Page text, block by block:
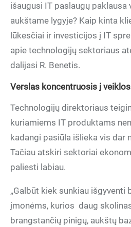
išaugusi IT paslaugų paklausa
aukštame lygyje? Kaip kinta
lūkesčiai ir investicijos į IT
apie technologijų sektoriaus
dalijasi R. Benetis.
Verslas koncentruosis į
Technologijų direktoriaus
kuriamiems IT produktams
kadangi pasiūla išlieka vis dar
Tačiau atskiri sektoriai
paliesti labiau.
„Galbūt kiek sunkiau išgyventi
įmonėms, kurios daug
brangstančių pinigų, aukštų